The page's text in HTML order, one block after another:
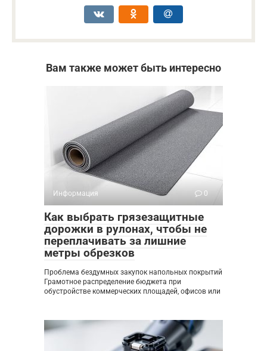
Вам также может быть интересно
Информация 0
Как выбрать грязезащитные
дорожки в рулонах, чтобы не
переплачивать за лишние
метры обрезков
Проблема бездумных закупок напольных покрытий
Грамотное распределение бюджета при
обустройстве коммерческих площадей, офисов или